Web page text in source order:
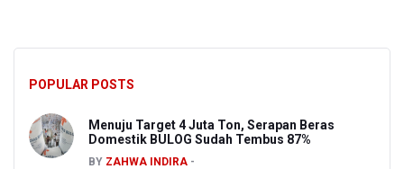
POPULAR POSTS
Menuju Target 4 Juta Ton, Serapan Beras
Domestik BULOG Sudah Tembus 87%
BY ZAHWA INDIRA